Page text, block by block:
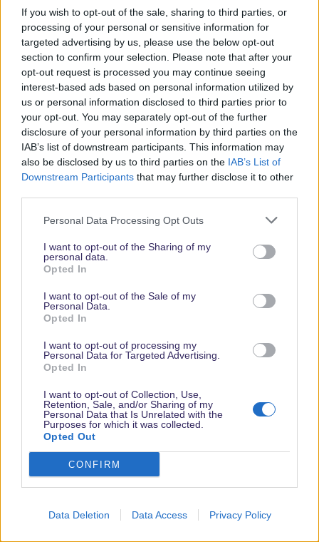
If you wish to opt-out of the sale, sharing to third parties, or
processing of your personal or sensitive information for
targeted advertising by us, please use the below opt-out
section to confirm your selection. Please note that after your
opt-out request is processed you may continue seeing
interest-based ads based on personal information utilized by
us or personal information disclosed to third parties prior to
your opt-out. You may separately opt-out of the further
disclosure of your personal information by third parties on the
IAB’s list of downstream participants. This information may
also be disclosed by us to third parties on the IAB’s List of
Downstream Participants that may further disclose it to other
Personal Data Processing Opt Outs
I want to opt-out of the Sharing of my
personal data.
Opted In
I want to opt-out of the Sale of my
Personal Data.
Opted In
I want to opt-out of processing my
Personal Data for Targeted Advertising.
Opted In
I want to opt-out of Collection, Use,
Retention, Sale, and/or Sharing of my
Personal Data that Is Unrelated with the
Purposes for which it was collected.
Opted Out
CONFIRM
Data Deletion Data Access Privacy Policy
mal hin…
Dream and Shine Brighter!!!
L littelprincess
Imagineer Azubi
24 Februar 2024
Celli1985 schrieb:
Die YouTuber sind alle ziemlich happy…wir wollen im März
auch mal hin…
Ich weiß, aber ist das Seafood alles kalt (wie im Royal Banquett)
oder gibt es das auch warm?
Imagineer Lancys Gourmetausstatter